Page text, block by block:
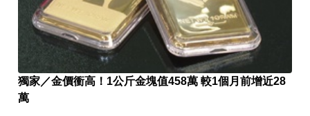
獨家／金價衝高！1公斤金塊值458萬 較1個月前增近28
萬